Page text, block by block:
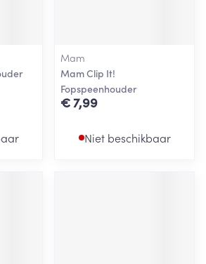
Mam
Mam Clip It!
Fopspeenhouder
€ 7,99
Niet beschikbaar